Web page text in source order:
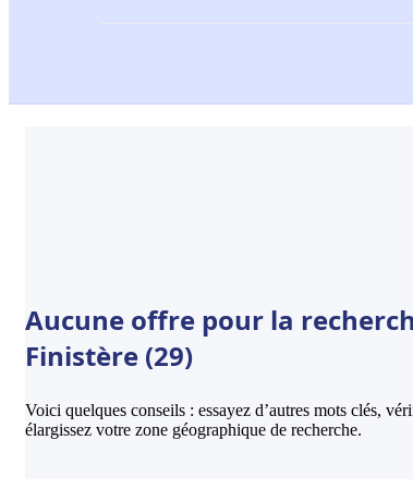
Aucune offre pour la
Finistère (29)
Voici quelques conseils : essayez d’autres mots clés,
élargissez votre zone géographique de recherche.